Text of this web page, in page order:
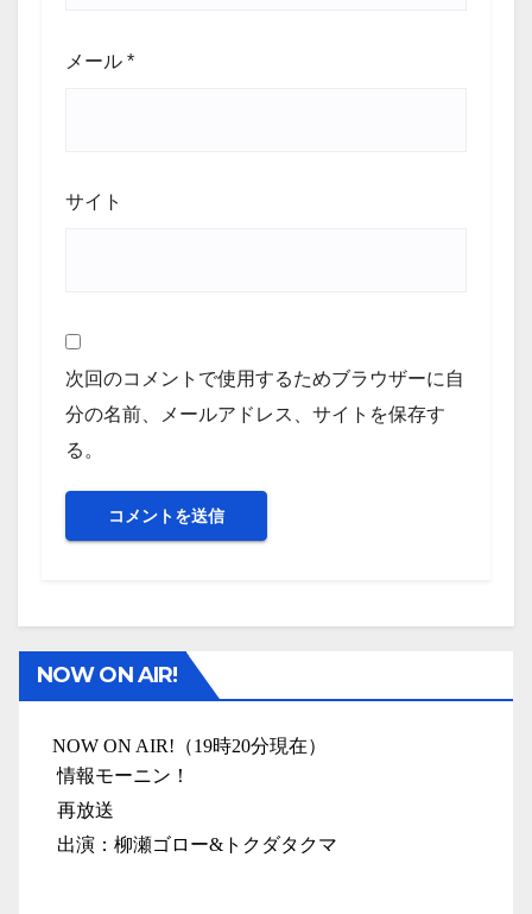
メール *
サイト
次回のコメントで使用するためブラウザーに自
分の名前、メールアドレス、サイトを保存す
る。
NOW ON AIR!